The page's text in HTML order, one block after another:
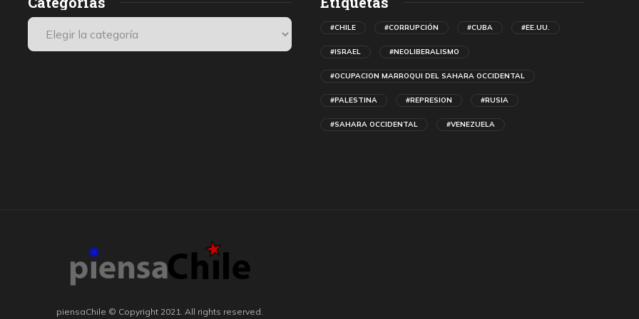
#CHILE #CORRUPCIÓN #CUBA #EE.UU.
#ISRAEL #NEOLIBERALISMO
#OCUPACION MARROQUI DEL SAHARA OCCIDENTAL
#PALESTINA #REPRESION #RUSIA
#SAHARA OCCIDENTAL #VENEZUELA
piensaChile © Copyright 2021. All rights reserved.